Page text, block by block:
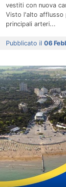
vestiti con nuova
Visto l'alto afflusso
principali arteri...
Pubblicato il 06